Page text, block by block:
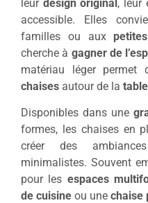
leur design original, leur
accessible. Elles
familles ou aux
cherche à gagner de
matériau léger permet
chaises autour de la
Disponibles dans une
formes, les chaises en
créer des
minimalistes. Souvent
pour les espaces
de cuisine ou une chaise